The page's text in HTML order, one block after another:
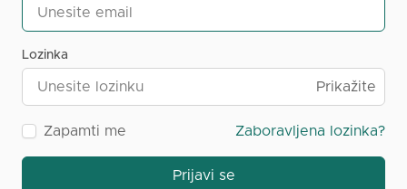
Lozinka
Prikažite
Zapamti me Zaboravljena lozinka?
Prijavi se